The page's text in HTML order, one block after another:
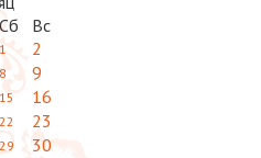
Сб Вс
1 2
8 9
15 16
22 23
29 30